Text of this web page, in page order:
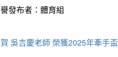
發布者：體育組
吳吉慶老師 榮獲2025年牽手